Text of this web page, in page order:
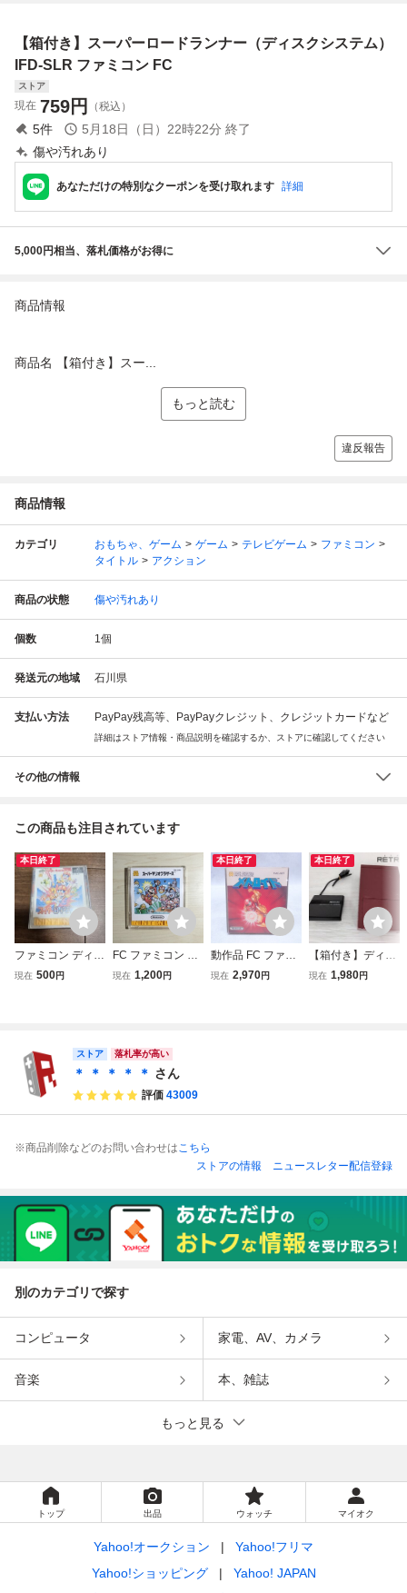
【箱付き】スーパーロードランナー（ディスクシステム）
IFD-SLR ファミコン FC
ストア
現在 759円 （税込）
5件 5月18日（日）22時22分 終了
傷や汚れあり
あなただけの特別なクーポンを受け取れます 詳細
5,000円相当、落札価格がお得に
商品情報
商品名 【箱付き】スー...
もっと読む
違反報告
商品情報
カテゴリ おもちゃ、ゲーム ゲーム テレビゲーム
ファミコン
タイトル
アクション
商品の状態 傷や汚れあり
個数 1個
発送元の地域 石川県
支払い方法 PayPay残高等、PayPayクレジット、クレジットカードなど
詳細はストア情報・商品説明を確認するか、ストアに確認してください
その他の情報
この商品も注目されています
本日終了
ファミコン ディス
クシステム FC デ
現在 500円
FC ファミコン デ
ィスクシステム デ
現在 1,200円
本日終了
動作品 FC ファミ
コン ディスクシス
現在 2,970円
本日終了
【箱付き】ディス
クシステム HVC-0
現在 1,980円
ストア 落札率が高い
＊ ＊ ＊ ＊ ＊ さん
評価 43009
※商品削除などのお問い合わせはこちら
ストアの情報
ニュースレター配信登録
別のカテゴリで探す
コンピュータ 家電、AV、カメラ
音楽 本、雑誌
もっと見る
トップ 出品 ウォッチ マイオク
Yahoo!オークション
Yahoo!フリマ
Yahoo!ショッピング
Yahoo! JAPAN